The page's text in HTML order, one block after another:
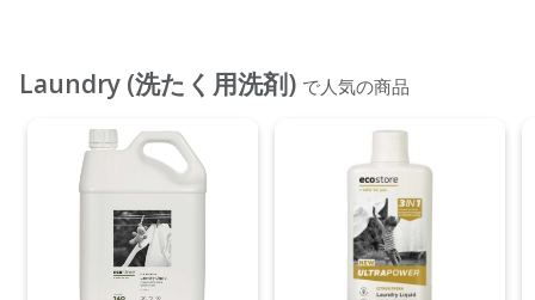
Laundry (洗たく用洗剤) で人気の商品